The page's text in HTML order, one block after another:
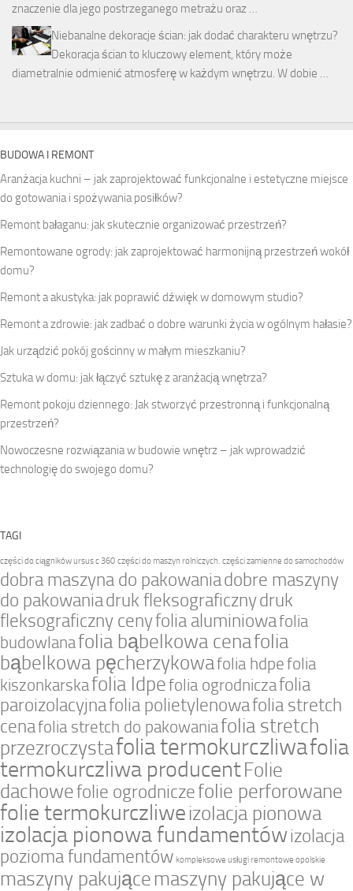
znaczenie dla jego postrzeganego metrażu oraz …
Niebanalne dekoracje ścian: jak dodać charakteru wnętrzu?
Dekoracja ścian to kluczowy element, który może
diametralnie odmienić atmosferę w każdym wnętrzu. W dobie …
BUDOWA I REMONT
Aranżacja kuchni – jak zaprojektować funkcjonalne i estetyczne miejsce
do gotowania i spożywania posiłków?
Remont bałaganu: jak skutecznie organizować przestrzeń?
Remontowane ogrody: jak zaprojektować harmonijną przestrzeń wokół
domu?
Remont a akustyka: jak poprawić dźwięk w domowym studio?
Remont a zdrowie: jak zadbać o dobre warunki życia w ogólnym hałasie?
Jak urządzić pokój gościnny w małym mieszkaniu?
Sztuka w domu: jak łączyć sztukę z aranżacją wnętrza?
Remont pokoju dziennego: Jak stworzyć przestronną i funkcjonalną
przestrzeń?
Nowoczesne rozwiązania w budowie wnętrz – jak wprowadzić
technologię do swojego domu?
TAGI
części do ciągników ursus c 360 części do maszyn rolniczych. części zamienne do samochodów
dobra maszyna do pakowaniadobre maszyny
do pakowaniadruk fleksograficznydruk
fleksograficzny cenyfolia aluminiowafolia
budowlanafolia bąbelkowa cenafolia
bąbelkowa pęcherzykowafolia hdpefolia
kiszonkarskafolia ldpefolia ogrodniczafolia
paroizolacyjnafolia polietylenowafolia stretch
cenafolia stretch do pakowaniafolia stretch
przezroczystafolia termokurczliwafolia
termokurczliwa producentFolie
dachowefolie ogrodniczefolie perforowane
folie termokurczliwe izolacja pionowa
izolacja pionowa fundamentówizolacja
pozioma fundamentów kompleksowe usługi remontowe opolskie
maszyny pakujące maszyny pakujące w